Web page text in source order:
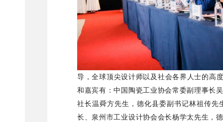
导，全球顶尖设计师以及社会各界人士的高
和嘉宾有：中国陶瓷工业协会常委副理事长
社长温舜方先生，德化县委副书记林祖传
长、泉州市工业设计协会会长杨学太先生，